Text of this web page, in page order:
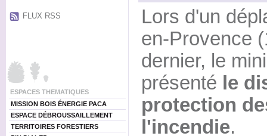
FLUX RSS
ESPACES THEMATIQUES
MISSION BOIS ÉNERGIE PACA
ESPACE DÉBROUSSAILLEMENT
TERRITOIRES FORESTIERS
Lors d'un
en-Provence
dernier, le
présenté le
protection
l'incendie.